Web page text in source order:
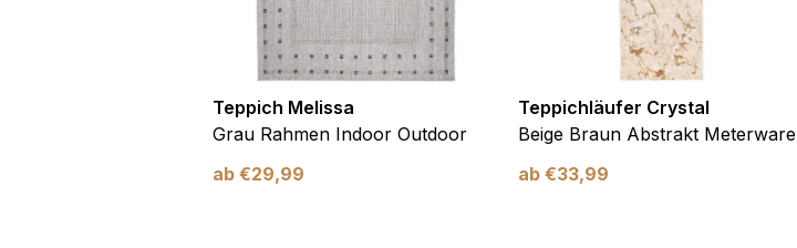
Teppich Melissa
Grau Rahmen Indoor Outdoor
ab €29,99
Teppichläufer Crystal
Beige Braun Abstrakt Meterware
ab €33,99